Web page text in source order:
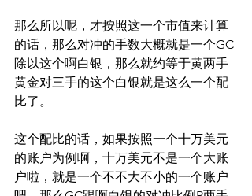
那么所以呢，才按照这一个市值来计算
的话，那么对冲的手数大概就是一个GC
除以这个啊白银，那么就约等于黄两手
黄金对三手的这个白银就是这么一个配
比了。
这个配比的话，如果按照一个十万美元
的账户为例啊，十万美元不是一个大账
户啦，就是一个不不大不小的一个账户